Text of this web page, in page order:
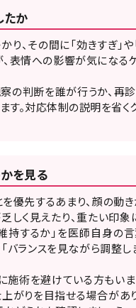
たか
、その間に「効きすぎ」や
表情への影響が気になる
の判断を誰が行うか、再
す。対応体制の説明を省く
を見る
優先するあまり、顔の動
しく見えたり、重たい印象
持するか」を医師自身の
バランスを見ながら調整
術を避けている方もいま
がりを目指せる場合があ